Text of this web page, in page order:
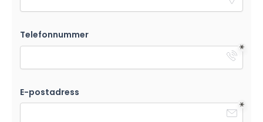
Telefonnummer
E-postadress